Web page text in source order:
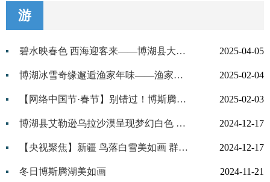
游
2025-04-05
碧水映春色 西海迎客来——博湖县大河口景区清明小长假迎来踏青热潮
2025-02-04
博湖冰雪奇缘邂逅渔家年味——渔家牧家农家共绘新春盛景 冰雪文旅赋能乡村振兴
2025-02-03
【网络中国节·春节】别错过！博斯腾湖冰雪游开启热闹嗨玩模式
2024-12-17
博湖县艾勒逊乌拉沙漠呈现梦幻白色 沙海雪缝宛如长龙气势如虹
2024-12-17
【央视聚焦】新疆 鸟落白雪美如画 群鸟翱翔羽生辉
2024-11-21
冬日博斯腾湖美如画